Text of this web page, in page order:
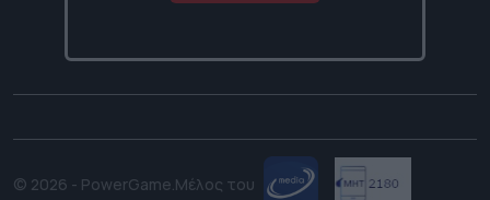
© 2026 - PowerGame. Μέλος του